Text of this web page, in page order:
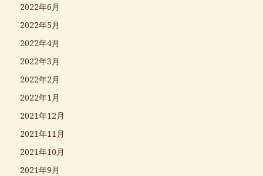
2022年6月
2022年5月
2022年4月
2022年3月
2022年2月
2022年1月
2021年12月
2021年11月
2021年10月
2021年9月